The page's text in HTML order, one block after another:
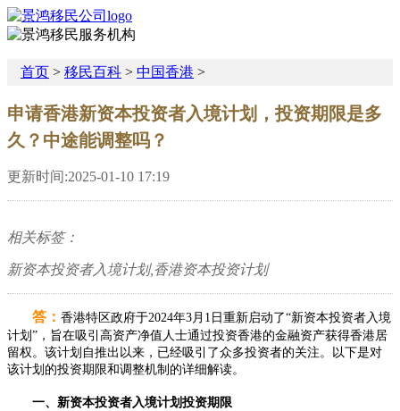
首页 > 移民百科 > 中国香港 >
申请香港新资本投资者入境计划，投资期限是多
久？中途能调整吗？
更新时间:2025-01-10 17:19
相关标签：
新资本投资者入境计划,香港资本投资计划
答： 香港特区政府于2024年3月1日重新启动了“新资本投资者入境
计划”，旨在吸引高资产净值人士通过投资香港的金融资产获得香港居
留权。该计划自推出以来，已经吸引了众多投资者的关注。以下是对
该计划的投资期限和调整机制的详细解读。
一、新资本投资者入境计划投资期限